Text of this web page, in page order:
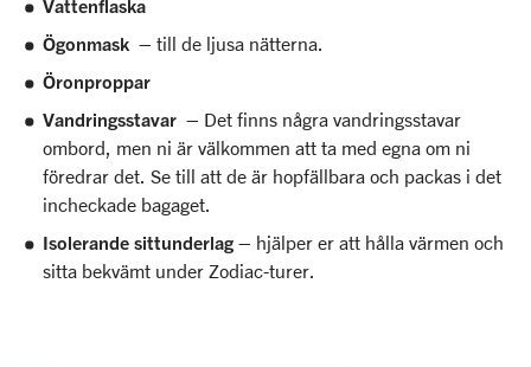
Vattenflaska
Ögonmask – till de ljusa nätterna.
Öronproppar
Vandringsstavar – Det finns några vandringsstavar
ombord, men ni är välkommen att ta med egna om ni
föredrar det. Se till att de är hopfällbara och packas i det
incheckade bagaget.
Isolerande sittunderlag – hjälper er att hålla värmen och
sitta bekvämt under Zodiac-turer.